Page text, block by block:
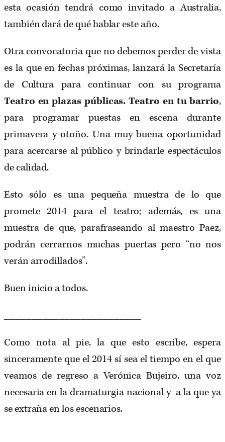
esta ocasión tendrá como invitado a Australia,
también dará de qué hablar este año.
Otra convocatoria que no debemos perder de vista
es la que en fechas próximas, lanzará la Secretaría
de Cultura para continuar con su programa
Teatro en plazas públicas. Teatro en tu barrio,
para programar puestas en escena durante
primavera y otoño. Una muy buena oportunidad
para acercarse al público y brindarle espectáculos
de calidad.
Esto sólo es una pequeña muestra de lo que
promete 2014 para el teatro; además, es una
muestra de que, parafraseando al maestro Paez,
podrán cerrarnos muchas puertas pero “no nos
verán arrodillados”.
Buen inicio a todos.
Como nota al pie, la que esto escribe, espera
sinceramente que el 2014 sí sea el tiempo en el que
veamos de regreso a Verónica Bujeiro, una voz
necesaria en la dramaturgia nacional y a la que ya
se extraña en los escenarios.